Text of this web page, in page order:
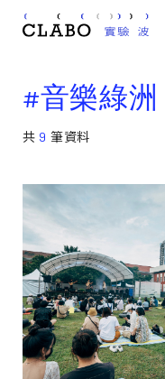
#音樂綠洲
共 9 筆資料